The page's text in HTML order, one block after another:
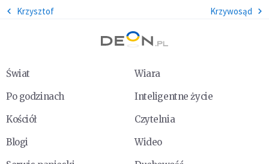
Krzysztof Krzywosąd
Świat
Wiara
Po godzinach
Inteligentne życie
Kościół
Czytelnia
Blogi
Wideo